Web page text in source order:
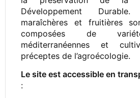
Développement
maraîchères et fruitières
composées de
méditerranéennes et
préceptes de l’agroécologie.
Le site est accessible en
: